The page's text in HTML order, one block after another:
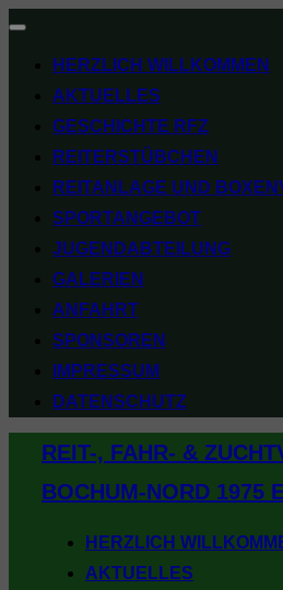
Navigation
HERZLICH WILLKOMMEN
AKTUELLES
GESCHICHTE RFZ
REITERSTÜBCHEN
REITANLAGE UND
SPORTANGEBOT
JUGENDABTEILUNG
GALERIEN
ANFAHRT
SPONSOREN
IMPRESSUM
DATENSCHUTZ
springen
REIT-, FAHR- &
BOCHUM-NORD 1975
HERZLICH
AKTUELLES